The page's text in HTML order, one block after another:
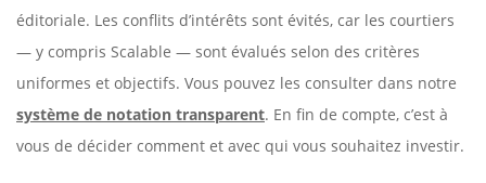
éditoriale. Les conflits d’intérêts sont évités, car les courtiers
— y compris Scalable — sont évalués selon des critères
uniformes et objectifs. Vous pouvez les consulter dans notre
système de notation transparent. En fin de compte, c’est à
vous de décider comment et avec qui vous souhaitez investir.